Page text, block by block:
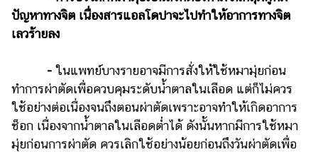
ปัญหาทางจิต เนื่องสารแอลโดปาจะไปทำให้อาการทางจิต
เลวร้ายลง
- ในแพทย์บางรายอาจมีการสั่งให้ใช้หมามุ่ยก่อน
ทำการผ่าตัดเพื่อควบคุมระดับน้ำตาลในเลือด แต่ก็ไม่ควร
ใช้อย่างต่อเนื่องจนถึงตอนผ่าตัดเพราะอาจทำให้เกิดอาการ
ช็อก เนื่องจากน้ำตาลในเลือดต่ำได้ ดังนั้นหากมีการใช้หมา
มุ่ยก่อนการผ่าตัด ควรเลิกใช้อย่างน้อยก่อนถึงวันผ่าตัดเพื่อ